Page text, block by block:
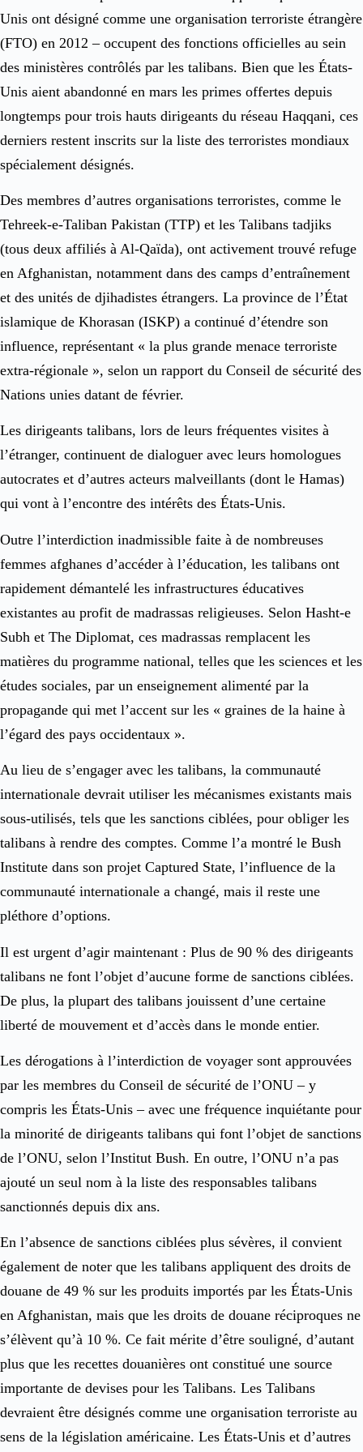
Unis ont désigné comme une organisation terroriste étrangère
(FTO) en 2012 – occupent des fonctions officielles au sein
des ministères contrôlés par les talibans. Bien que les États-
Unis aient abandonné en mars les primes offertes depuis
longtemps pour trois hauts dirigeants du réseau Haqqani, ces
derniers restent inscrits sur la liste des terroristes mondiaux
spécialement désignés.
Des membres d’autres organisations terroristes, comme le
Tehreek-e-Taliban Pakistan (TTP) et les Talibans tadjiks
(tous deux affiliés à Al-Qaïda), ont activement trouvé refuge
en Afghanistan, notamment dans des camps d’entraînement
et des unités de djihadistes étrangers. La province de l’État
islamique de Khorasan (ISKP) a continué d’étendre son
influence, représentant « la plus grande menace terroriste
extra-régionale », selon un rapport du Conseil de sécurité des
Nations unies datant de février.
Les dirigeants talibans, lors de leurs fréquentes visites à
l’étranger, continuent de dialoguer avec leurs homologues
autocrates et d’autres acteurs malveillants (dont le Hamas)
qui vont à l’encontre des intérêts des États-Unis.
Outre l’interdiction inadmissible faite à de nombreuses
femmes afghanes d’accéder à l’éducation, les talibans ont
rapidement démantelé les infrastructures éducatives
existantes au profit de madrassas religieuses. Selon Hasht-e
Subh et The Diplomat, ces madrassas remplacent les
matières du programme national, telles que les sciences et les
études sociales, par un enseignement alimenté par la
propagande qui met l’accent sur les « graines de la haine à
l’égard des pays occidentaux ».
Au lieu de s’engager avec les talibans, la communauté
internationale devrait utiliser les mécanismes existants mais
sous-utilisés, tels que les sanctions ciblées, pour obliger les
talibans à rendre des comptes. Comme l’a montré le Bush
Institute dans son projet Captured State, l’influence de la
communauté internationale a changé, mais il reste une
pléthore d’options.
Il est urgent d’agir maintenant : Plus de 90 % des dirigeants
talibans ne font l’objet d’aucune forme de sanctions ciblées.
De plus, la plupart des talibans jouissent d’une certaine
liberté de mouvement et d’accès dans le monde entier.
Les dérogations à l’interdiction de voyager sont approuvées
par les membres du Conseil de sécurité de l’ONU – y
compris les États-Unis – avec une fréquence inquiétante pour
la minorité de dirigeants talibans qui font l’objet de sanctions
de l’ONU, selon l’Institut Bush. En outre, l’ONU n’a pas
ajouté un seul nom à la liste des responsables talibans
sanctionnés depuis dix ans.
En l’absence de sanctions ciblées plus sévères, il convient
également de noter que les talibans appliquent des droits de
douane de 49 % sur les produits importés par les États-Unis
en Afghanistan, mais que les droits de douane réciproques ne
s’élèvent qu’à 10 %. Ce fait mérite d’être souligné, d’autant
plus que les recettes douanières ont constitué une source
importante de devises pour les Talibans. Les Talibans
devraient être désignés comme une organisation terroriste au
sens de la législation américaine. Les États-Unis et d’autres